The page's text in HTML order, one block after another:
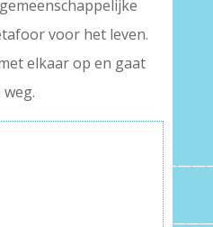
voor het leven.
elkaar op en gaat